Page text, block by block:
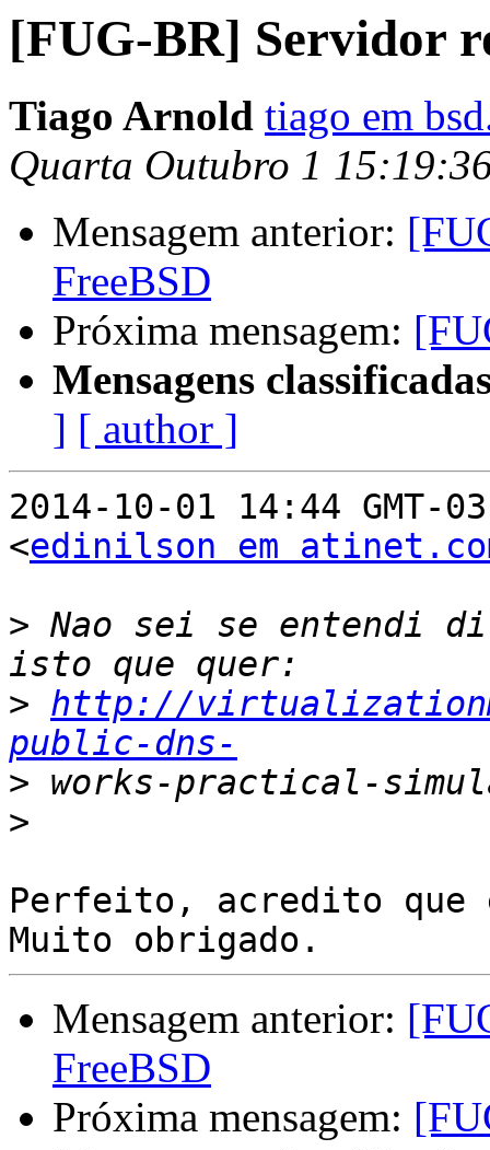
[FUG-BR] Servidor
Tiago Arnold tiago em
Quarta Outubro 1
Mensagem anterior:
FreeBSD
Próxima mensagem:
Mensagens
] [ author ]
2014-10-01 14:44 GMT-
<edinilson em
> Nao sei se entendi
> http://
public-dns-
>
>
Perfeito, acredito que
Mensagem anterior:
FreeBSD
Próxima mensagem: